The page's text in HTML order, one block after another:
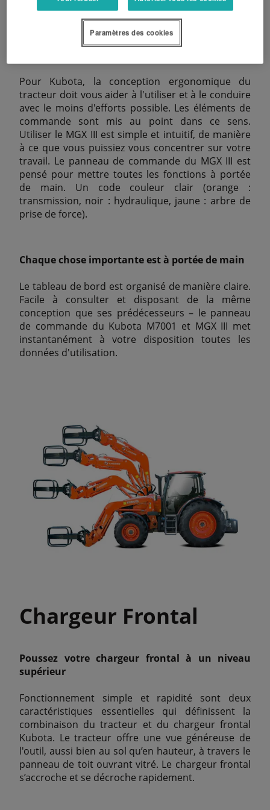
transforment la nuit en jour.
Pour Kubota, la conception ergonomique du
tracteur doit vous aider à l'utiliser et à le conduire
avec le moins d'efforts possible. Les éléments de
commande sont mis au point dans ce sens.
Utiliser le MGX III est simple et intuitif, de manière
à ce que vous puissiez vous concentrer sur votre
travail. Le panneau de commande du MGX III est
pensé pour mettre toutes les fonctions à portée
de main. Un code couleur clair (orange :
transmission, noir : hydraulique, jaune : arbre de
prise de force).
Chaque chose importante est à portée de main
Le tableau de bord est organisé de manière claire.
Facile à consulter et disposant de la même
conception que ses prédécesseurs – le panneau
de commande du Kubota M7001 et MGX III met
instantanément à votre disposition toutes les
données d'utilisation.
Chargeur Frontal
Poussez votre chargeur frontal à un niveau
supérieur
Fonctionnement simple et rapidité sont deux
caractéristiques essentielles qui définissent la
combinaison du tracteur et du chargeur frontal
Kubota. Le tracteur offre une vue généreuse de
l'outil, aussi bien au sol qu’en hauteur, à travers le
panneau de toit ouvrant vitré. Le chargeur frontal
s’accroche et se décroche rapidement.
Paramètres des cookies